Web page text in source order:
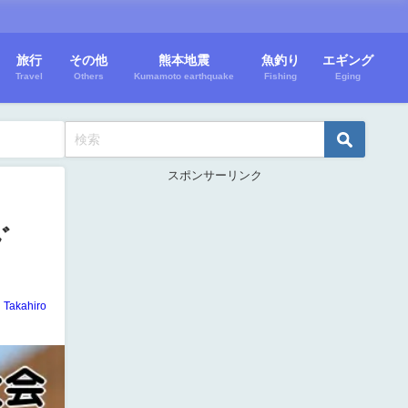
旅行
Travel
その他
Others
熊本地震
Kumamoto earthquake
魚釣り
Fishing
エギング
Eging
ﾞ
Takahiro
スポンサーリンク